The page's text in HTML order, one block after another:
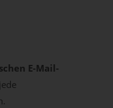
E-Mail-